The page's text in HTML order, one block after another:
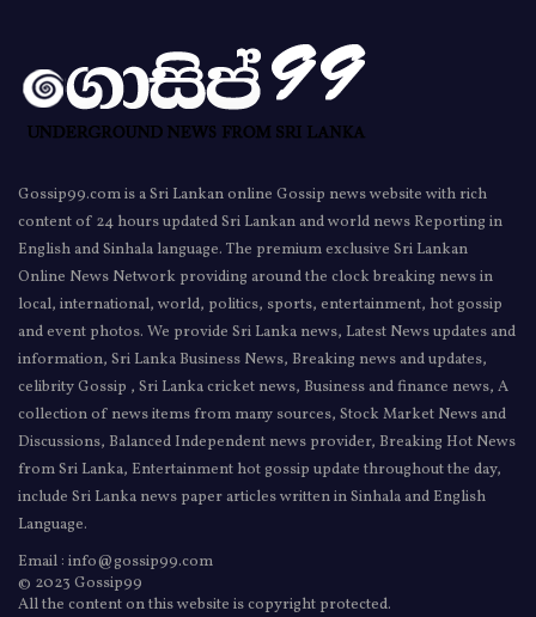
Gossip99.com is a Sri Lankan online Gossip news website with rich
content of 24 hours updated Sri Lankan and world news Reporting in
English and Sinhala language. The premium exclusive Sri Lankan
Online News Network providing around the clock breaking news in
local, international, world, politics, sports, entertainment, hot gossip
and event photos. We provide Sri Lanka news, Latest News updates and
information, Sri Lanka Business News, Breaking news and updates,
celibrity Gossip , Sri Lanka cricket news, Business and finance news, A
collection of news items from many sources, Stock Market News and
Discussions, Balanced Independent news provider, Breaking Hot News
from Sri Lanka, Entertainment hot gossip update throughout the day,
include Sri Lanka news paper articles written in Sinhala and English
Language.
Email : info@gossip99.com
© 2023 Gossip99
All the content on this website is copyright protected.